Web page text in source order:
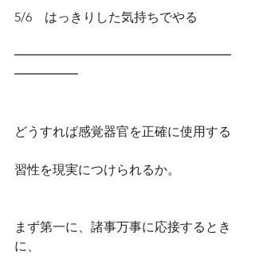
5/6　はっきりした気持ちでやる
━━━━━━━━━━━━━━━━━
━━━━━
どうすれば感覚器官を正確に使用する
習性を現実につけられるか。
まず第一に、諸事万事に応接するとき
に、